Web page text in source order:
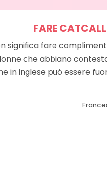
FARE
significa fare
che abbiano
in inglese può essere
by